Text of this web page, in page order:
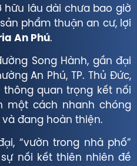
hữu lâu dài chưa bao giờ
phẩm thuận an cư, lợi
An Phú.
Song Hành, gần đại
An Phú, TP. Thủ Đức,
thông quan trọng kết nối
một cách nhanh chóng
đang hoàn thiện.
“vườn trong nhà phố”
nối kết thiên nhiên đề